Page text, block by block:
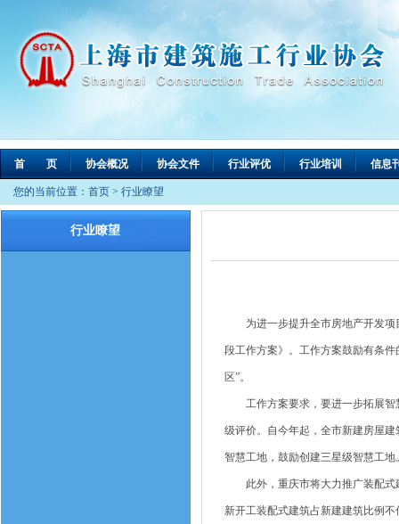
首 页 协会概况 协会文件 行业评优 行业培训 信息
您的当前位置： 首页 > 行业瞭望
行业瞭望
为进一步提升全市房地产开发项
段工作方案》。工作方案鼓励有条
区”。
工作方案要求，要进一步拓展智
级评价。自今年起，全市新建房屋
智慧工地，鼓励创建三星级智慧工地
此外，重庆市将大力推广装配式
新开工装配式建筑占新建建筑比例